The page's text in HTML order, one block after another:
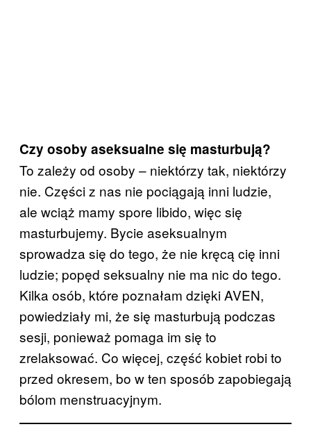
Czy osoby aseksualne się masturbują?
To zależy od osoby – niektórzy tak, niektórzy
nie. Części z nas nie pociągają inni ludzie,
ale wciąż mamy spore libido, więc się
masturbujemy. Bycie aseksualnym
sprowadza się do tego, że nie kręcą cię inni
ludzie; popęd seksualny nie ma nic do tego.
Kilka osób, które poznałam dzięki AVEN,
powiedziały mi, że się masturbują podczas
sesji, ponieważ pomaga im się to
zrelaksować. Co więcej, część kobiet robi to
przed okresem, bo w ten sposób zapobiegają
bólom menstruacyjnym.